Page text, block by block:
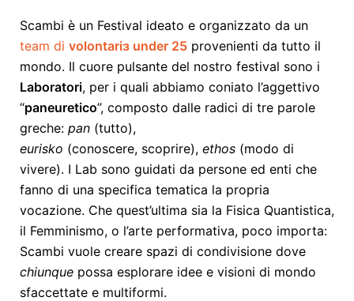
Scambi è un Festival ideato e organizzato da un
team di volontariɜ under 25 provenienti da tutto il
mondo. Il cuore pulsante del nostro festival sono i
Laboratori, per i quali abbiamo coniato l’aggettivo
“paneuretico”, composto dalle radici di tre parole
greche: pan (tutto),
eurisko (conoscere, scoprire), ethos (modo di
vivere). I Lab sono guidati da persone ed enti che
fanno di una specifica tematica la propria
vocazione. Che quest’ultima sia la Fisica Quantistica,
il Femminismo, o l’arte performativa, poco importa:
Scambi vuole creare spazi di condivisione dove
chiunque possa esplorare idee e visioni di mondo
sfaccettate e multiformi.